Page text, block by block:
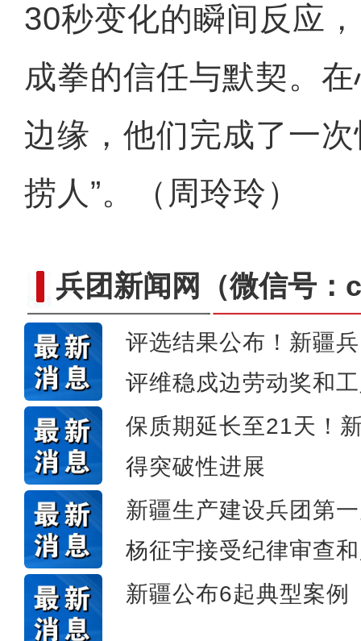
30秒变化的瞬间反应
成拳的信任与默契。
边缘，他们完成了一
捞人”。（周玲玲）
兵团新闻网 （微信号
评选结果公布！新疆
评维稳戍边劳动奖和
保质期延长至21天！
得突破性进展
新疆生产建设兵团第
杨征宇接受纪律审查
新疆公布6起典型案例
侨乡故事 | 艾斯提拉：把新